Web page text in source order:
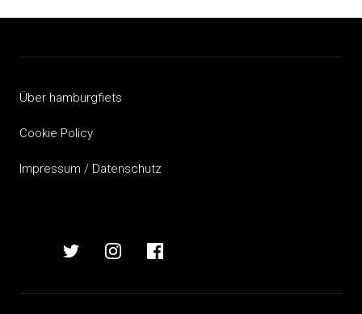
Über hamburgfiets
Cookie Policy
Impressum / Datenschutz
hamburgfietshamburgfiets
auf
hamburgfiets
auf
hamburgfiets
auf